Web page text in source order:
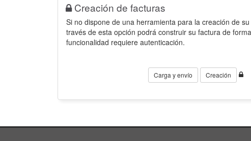
Creación de facturas
Si no dispone de una herramienta para la creación de
través de esta opción podrá construir su factura de
funcionalidad requiere autenticación.
Carga y envío Creación